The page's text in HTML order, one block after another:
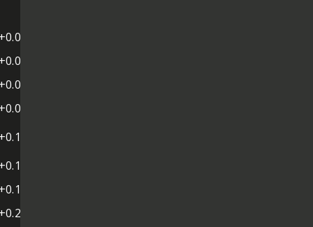
+0.018
+0.070
+0.078
+0.079
+0.109
+0.121
+0.136
+0.201